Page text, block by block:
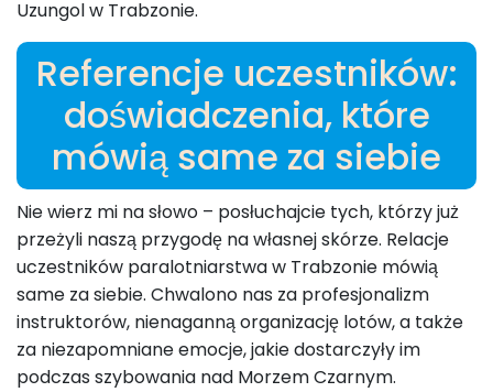
Uzungol w Trabzonie.
Referencje uczestników:
doświadczenia, które
mówią same za siebie
Nie wierz mi na słowo – posłuchajcie tych, którzy już
przeżyli naszą przygodę na własnej skórze. Relacje
uczestników paralotniarstwa w Trabzonie mówią
same za siebie. Chwalono nas za profesjonalizm
instruktorów, nienaganną organizację lotów, a także
za niezapomniane emocje, jakie dostarczyły im
podczas szybowania nad Morzem Czarnym.